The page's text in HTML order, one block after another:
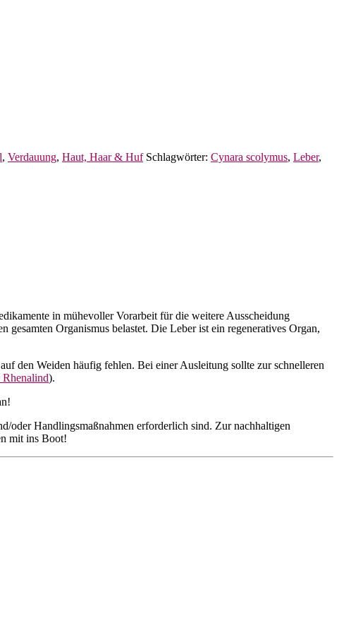
, Verdauung, Haut, Haar & Huf Schlagwörter: Cynara scolymus, Leber,
in mühevoller Vorarbeit für die weitere Ausscheidung
Organismus belastet. Die Leber ist ein regeneratives Organ,
den Weiden häufig fehlen. Bei einer Ausleitung sollte zur schnelleren
).
oder Handlingsmaßnahmen erforderlich sind. Zur nachhaltigen
mit ins Boot!